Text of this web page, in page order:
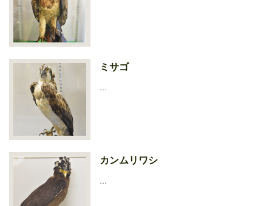
ミサゴ
…
カンムリワシ
…